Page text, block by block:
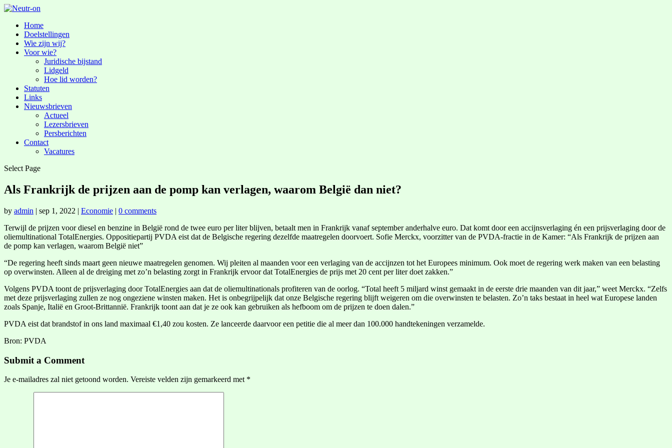
Home
Doelstellingen
Wie zijn wij?
Voor wie?
Juridische bijstand
Lidgeld
Hoe lid worden?
Statuten
Links
Nieuwsbrieven
Actueel
Lezersbrieven
Persberichten
Contact
Vacatures
Select Page
Als Frankrijk de prijzen aan de pomp kan verlagen, waarom België dan niet?
by admin | sep 1, 2022 | Economie | 0 comments
Terwijl de prijzen voor diesel en benzine in België rond de twee euro per liter blijven, betaalt men in Frankrijk vanaf september anderhalve euro. Dat komt door een accijnsverlaging én een prijsverlaging door de
oliemultinational TotalEnergies. Oppositiepartij PVDA eist dat de Belgische regering dezelfde maatregelen doorvoert. Sofie Merckx, voorzitter van de PVDA-fractie in de Kamer: “Als Frankrijk de prijzen aan
de pomp kan verlagen, waarom België niet”
“De regering heeft sinds maart geen nieuwe maatregelen genomen. Wij pleiten al maanden voor een verlaging van de accijnzen tot het Europees minimum. Ook moet de regering werk maken van een belasting
op overwinsten. Alleen al de dreiging met zo’n belasting zorgt in Frankrijk ervoor dat TotalEnergies de prijs met 20 cent per liter doet zakken.”
Volgens PVDA toont de prijsverlaging door TotalEnergies aan dat de oliemultinationals profiteren van de oorlog. “Total heeft 5 miljard winst gemaakt in de eerste drie maanden van dit jaar,” weet Merckx. “Zelfs
met deze prijsverlaging zullen ze nog ongeziene winsten maken. Het is onbegrijpelijk dat onze Belgische regering blijft weigeren om die overwinsten te belasten. Zo’n taks bestaat in heel wat Europese landen
zoals Spanje, Italië en Groot-Brittannië. Frankrijk toont aan dat je ze ook kan gebruiken als hefboom om de prijzen te doen dalen.”
PVDA eist dat brandstof in ons land maximaal €1,40 zou kosten. Ze lanceerde daarvoor een petitie die al meer dan 100.000 handtekeningen verzamelde.
Bron: PVDA
Submit a Comment
Je e-mailadres zal niet getoond worden. Vereiste velden zijn gemarkeerd met *